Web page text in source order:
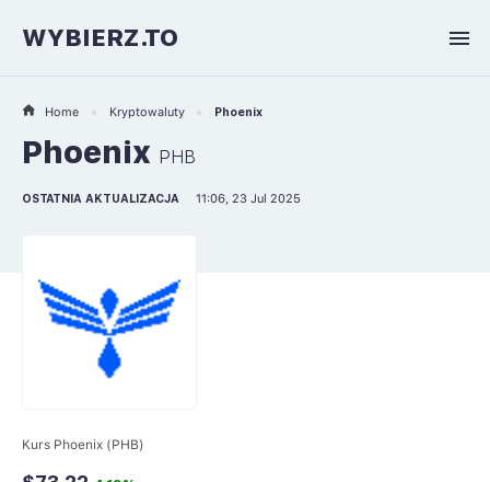
WYBIERZ.TO
Home Kryptowaluty Phoenix
Phoenix PHB
OSTATNIA AKTUALIZACJA 11:06, 23 Jul 2025
Kurs Phoenix (PHB)